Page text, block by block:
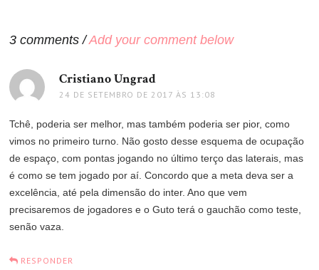
3 comments /Add your comment below
Cristiano Ungrad
24 DE SETEMBRO DE 2017 ÀS 13:08
Tchê, poderia ser melhor, mas também poderia ser pior, como
vimos no primeiro turno. Não gosto desse esquema de ocupação
de espaço, com pontas jogando no último terço das laterais, mas
é como se tem jogado por aí. Concordo que a meta deva ser a
excelência, até pela dimensão do inter. Ano que vem
precisaremos de jogadores e o Guto terá o gauchão como teste,
senão vaza.
RESPONDER